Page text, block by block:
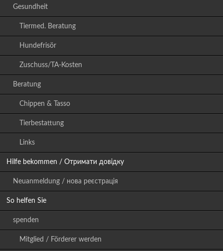
Gesundheit
Tiermed. Beratung
Hundefrisör
Zuschuss/TA-Kosten
Beratung
Chippen & Tasso
Tierbestattung
Links
Hilfe bekommen / Отримати довідку
Neuanmeldung / нова реєстрація
So helfen Sie
spenden
Mitglied / Förderer werden